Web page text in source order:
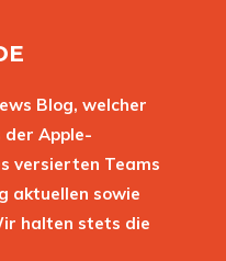
Blog, welcher
der Apple-
versierten Teams
aktuellen sowie
halten stets die